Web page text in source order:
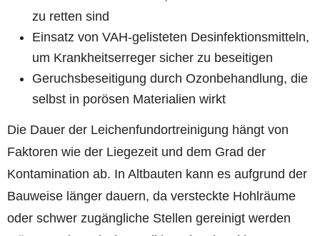
zu retten sind
Einsatz von VAH-gelisteten Desinfektionsmitteln,
um Krankheitserreger sicher zu beseitigen
Geruchsbeseitigung durch Ozonbehandlung, die
selbst in porösen Materialien wirkt
Die Dauer der Leichenfundortreinigung hängt von
Faktoren wie der Liegezeit und dem Grad der
Kontamination ab. In Altbauten kann es aufgrund der
Bauweise länger dauern, da versteckte Hohlräume
oder schwer zugängliche Stellen gereinigt werden